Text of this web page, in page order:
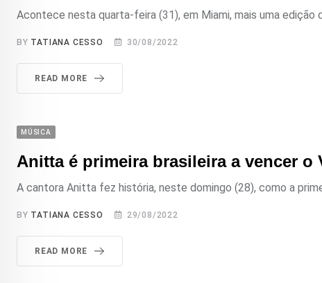
Acontece nesta quarta-feira (31), em Miami, mais uma
BY TATIANA CESSO 30/08/2022
READ MORE
MÚSICA
Anitta é primeira brasileira a vencer o
A cantora Anitta fez história, neste domingo (28), como a
BY TATIANA CESSO 29/08/2022
READ MORE